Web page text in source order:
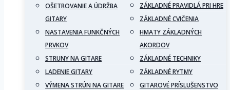
OŠETROVANIE A ÚDRŽBA
GITARY
NASTAVENIA FUNKČNÝCH
PRVKOV
STRUNY NA GITARE
LADENIE GITARY
VÝMENA STRÚN NA GITARE
ZÁKLADNÉ PRAVIDLÁ PRI HRE
ZÁKLADNÉ CVIČENIA
HMATY ZÁKLADNÝCH
AKORDOV
ZÁKLADNÉ TECHNIKY
ZÁKLADNÉ RYTMY
GITAROVÉ PRÍSLUŠENSTVO